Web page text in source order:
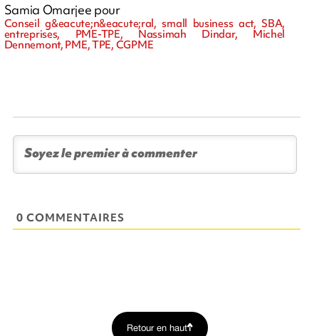
Samia Omarjee pour
Conseil g&eacute;n&eacute;ral, small business act, SBA,
entreprises, PME-TPE, Nassimah Dindar, Michel
Dennemont, PME, TPE, CGPME
0 COMMENTAIRES
Retour en haut